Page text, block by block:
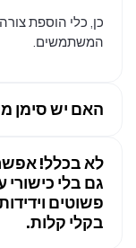
המשתמשים.
האם יש סימן
כולל כלי הוספת
שתשדרג לחשבון
לא בכלל!
גם בלי כישורי
פשוטים
בקלי קלות.